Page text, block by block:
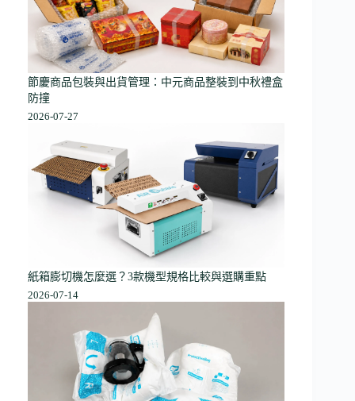
節慶商品包裝與出貨管理：中元商品整裝到中秋禮盒
防撞
2026-07-27
紙箱膨切機怎麼選？3款機型規格比較與選購重點
2026-07-14